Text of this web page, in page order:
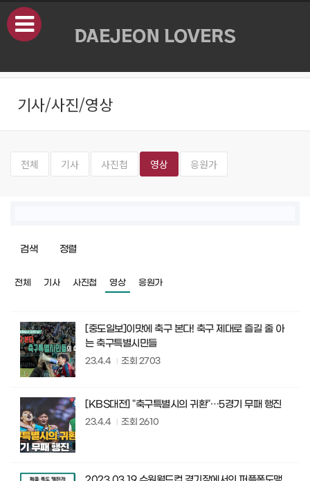
본문으로 바로가기
기사/사진/영상
전체 기사 사진첩 영상 응원가
검색 정렬
전체 기사 사진첩 영상 응원가
[중도일보]이맛에 축구 본다! 축구 제대로 즐길 줄 아
는 축구특별시민들
23.4.4 조회 2703
[KBS대전] "축구특별시의 귀환"…5경기 무패 행진
23.4.4 조회 2610